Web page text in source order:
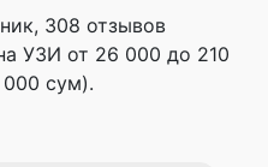
308 отзывов
УЗИ от 26 000 до 210
сум).